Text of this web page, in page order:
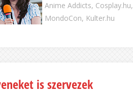
Anime Addicts, Cosplay.hu,
MondoCon, Kulter.hu
is szervezek